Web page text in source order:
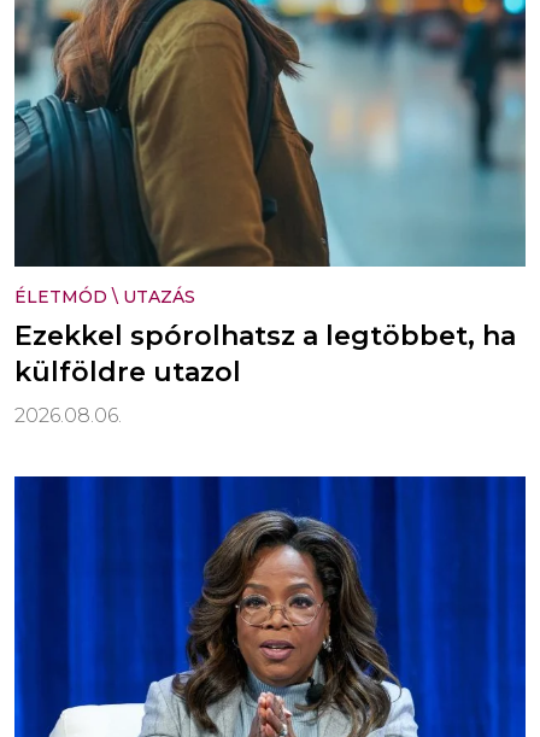
ÉLETMÓD \ UTAZÁS
Ezekkel spórolhatsz a legtöbbet, ha
külföldre utazol
2026.08.06.